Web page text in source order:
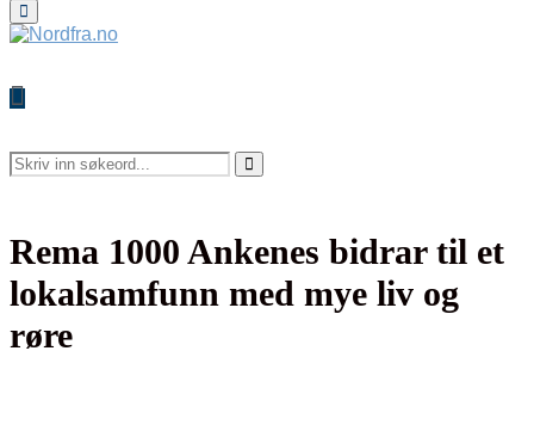
Primary
Menu
Search
for:
Search
Rema 1000 Ankenes bidrar til et
lokalsamfunn med mye liv og
røre